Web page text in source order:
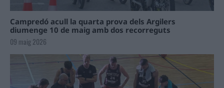
Campredó acull la quarta prova dels Argilers
diumenge 10 de maig amb dos recorreguts
09 maig 2026